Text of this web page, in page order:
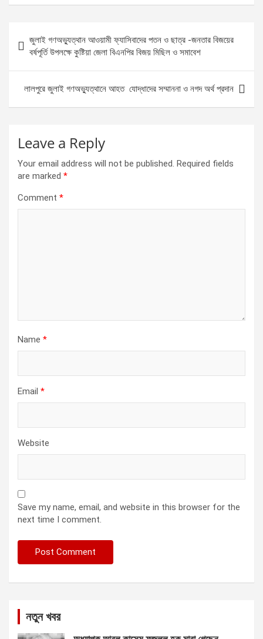
ce
b
o
o
k
se
g
er
at
A
p
p
ar
e
navigation
জুলাই গণঅভ্যুত্থান আওয়ামী ফ্যাসিবাদের পতন ও ছাত্র -জনতার বিজয়ের
বর্ষপূর্তি উপলক্ষে কুষ্টিয়া জেলা বিএনপির বিজয় মিছিল ও সমাবেশ
লালপুরে জুলাই গণঅভ্যুত্থানে আহত যোদ্ধাদের সম্মাননা ও নগদ অর্থ প্রদান
Leave a Reply
Your email address will not be published. Required fields
are marked *
Comment *
Name *
Email *
Website
Save my name, email, and website in this browser for the
next time I comment.
নতুন খবর